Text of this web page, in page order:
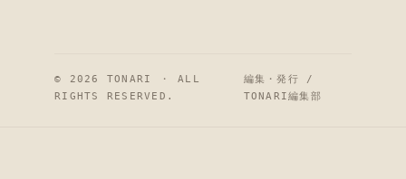
© 2026 TONARI ・ ALL
RIGHTS RESERVED.
編集・発行 /
TONARI編集部